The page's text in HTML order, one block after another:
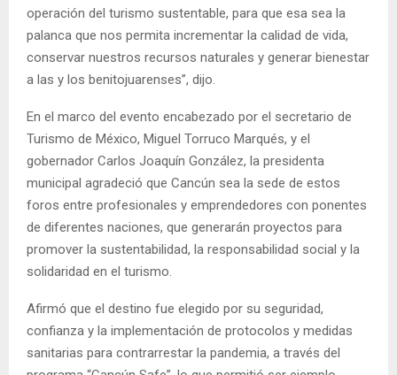
operación del turismo sustentable, para que esa sea la
palanca que nos permita incrementar la calidad de vida,
conservar nuestros recursos naturales y generar bienestar
a las y los benitojuarenses”, dijo.
En el marco del evento encabezado por el secretario de
Turismo de México, Miguel Torruco Marqués, y el
gobernador Carlos Joaquín González, la presidenta
municipal agradeció que Cancún sea la sede de estos
foros entre profesionales y emprendedores con ponentes
de diferentes naciones, que generarán proyectos para
promover la sustentabilidad, la responsabilidad social y la
solidaridad en el turismo.
Afirmó que el destino fue elegido por su seguridad,
confianza y la implementación de protocolos y medidas
sanitarias para contrarrestar la pandemia, a través del